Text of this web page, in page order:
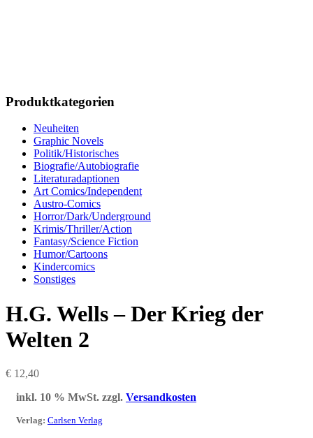
Produktkategorien
Neuheiten
Graphic Novels
Politik/Historisches
Biografie/Autobiografie
Literaturadaptionen
Art Comics/Independent
Austro-Comics
Horror/Dark/Underground
Krimis/Thriller/Action
Fantasy/Science Fiction
Humor/Cartoons
Kindercomics
Sonstiges
H.G. Wells – Der Krieg der
Welten 2
€ 12,40
inkl. 10 % MwSt. zzgl. Versandkosten
Verlag: Carlsen Verlag